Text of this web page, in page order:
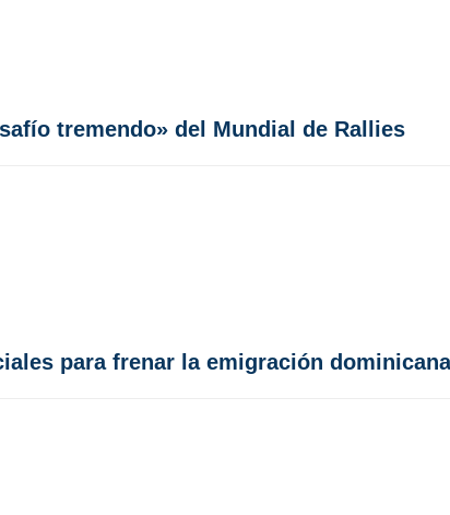
tremendo» del Mundial de Rallies
para frenar la emigración dominicana